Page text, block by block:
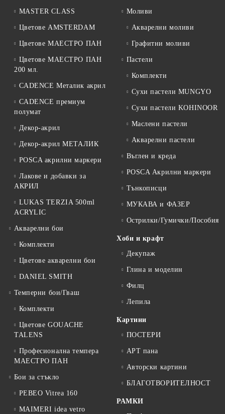
MASTER CLASS
Цветове AMSTERDAM
Цветове МАЕСТРО ПАН
Цветове МАЕСТРО ПАН
200 мл.
CADENCE Металик акрил
CADENCE премиум
полумат
Декор-акрил
Декор-акрил МЕТАЛИК
POSCA акрилни маркери
Лакове и добавки за
АКРИЛ
LUKAS TERZIA 500ml
ACRYLIC
Акварелни бои
Комплекти
Цветове акварелни бои
DANIEL SMITH
Темперни бои/Гваш
Комплекти
Цветове GOUACHE
TALENS
Професионална темпера
МАЕСТРО ПАН
Бои за стъкло
PEBEO Vitrea 160
MAIMERI idea vetro
Моливи
Акварелни моливи
Графитни моливи
Пастели
Комплекти
Сухи пастели MUNGYO
Сухи пастели KOHINOOR
Маслени пастели
Акварелни пастели
Въглен и креда
POSCA Акрилни маркери
Тънкописци
МУКАВА и ФАЗЕР
Острилки/Гумички/Пособия
Хоби и крафт
Декупаж
Глина и моделин
Филц
Лепила
Картини
ПОСТЕРИ
АРТ пана
Авторски картини
БЛАГОТВОРИТЕЛНОСТ
РАМКИ